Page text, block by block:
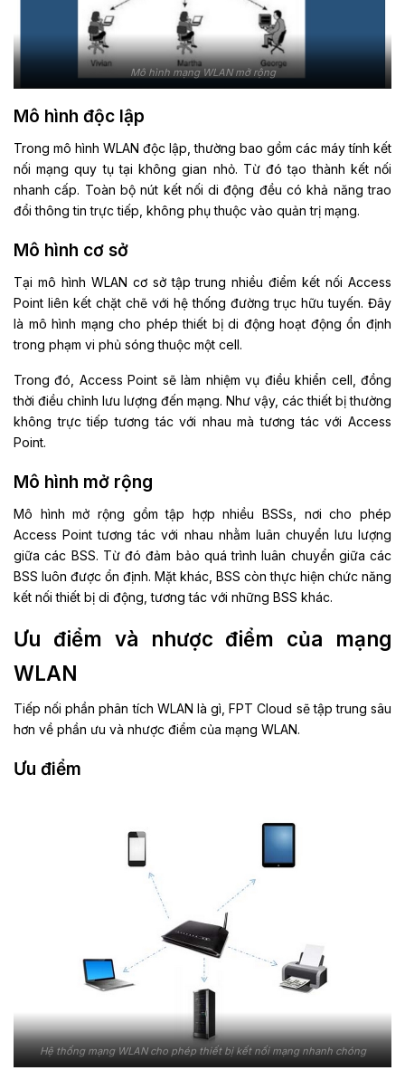
Mô hình mạng WLAN mở rộng
Mô hình độc lập
Trong mô hình WLAN độc lập, thường bao gồm các máy tính kết
nối mạng quy tụ tại không gian nhỏ. Từ đó tạo thành kết nối
nhanh cấp. Toàn bộ nút kết nối di động đều có khả năng trao
đổi thông tin trực tiếp, không phụ thuộc vào quản trị mạng.
Mô hình cơ sở
Tại mô hình WLAN cơ sở tập trung nhiều điểm kết nối Access
Point liên kết chặt chẽ với hệ thống đường trục hữu tuyến. Đây
là mô hình mạng cho phép thiết bị di động hoạt động ổn định
trong phạm vi phủ sóng thuộc một cell.
Trong đó, Access Point sẽ làm nhiệm vụ điều khiển cell, đồng
thời điều chỉnh lưu lượng đến mạng. Như vậy, các thiết bị thường
không trực tiếp tương tác với nhau mà tương tác với Access
Point.
Mô hình mở rộng
Mô hình mở rộng gồm tập hợp nhiều BSSs, nơi cho phép
Access Point tương tác với nhau nhằm luân chuyển lưu lượng
giữa các BSS. Từ đó đảm bảo quá trình luân chuyển giữa các
BSS luôn được ổn định. Mặt khác, BSS còn thực hiện chức năng
kết nối thiết bị di động, tương tác với những BSS khác.
Ưu điểm và nhược điểm của mạng
WLAN
Tiếp nối phần phân tích WLAN là gì, FPT Cloud sẽ tập trung sâu
hơn về phần ưu và nhược điểm của mạng WLAN.
Ưu điểm
Hệ thống mạng WLAN cho phép thiết bị kết nối mạng nhanh chóng